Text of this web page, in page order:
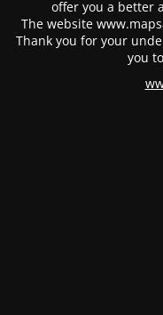
offer you a better
The website
Thank you for your
you